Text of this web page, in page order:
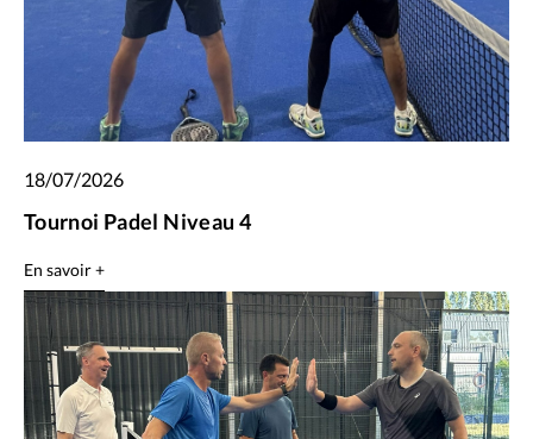
18/07/2026
Tournoi Padel Niveau 4
En savoir +